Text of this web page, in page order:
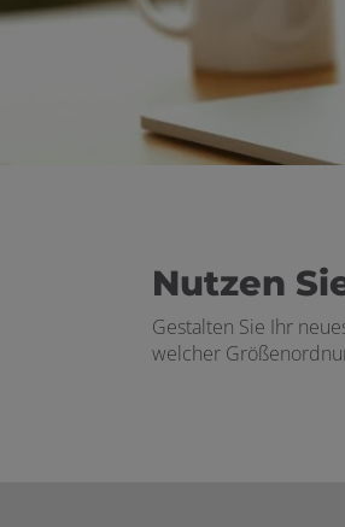
Nutzen
Gestalten Sie Ihr
welcher